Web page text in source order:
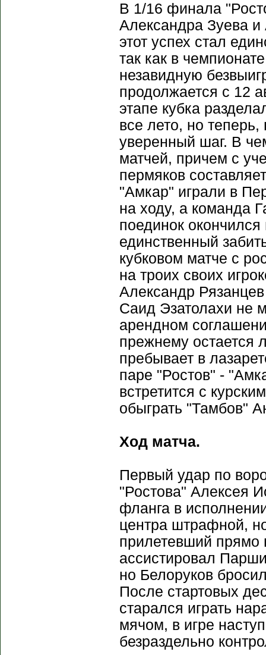
В 1/16 финала
Александра Зуева и
этот успех стал
так как в
незавидную
продолжается с 12
этапе кубка
все лето, но
уверенный шаг. В
матчей, причем с
пермяков
"Амкар" играли в
на ходу, а команда
поединок
единственный
кубковом матче с
на троих своих
Александр
Саид Эзатолахи не
арендном
прежнему остается
пребывает в
паре "Ростов" -
встретится с
обыграть "Тамбов"
Ход матча.
Первый удар по
"Ростова" Алексея
фланга в
центра штрафной,
прилетевший прямо
ассистировал
но Белоруков
После стартовых
старался играть
мячом, в игре
безраздельно